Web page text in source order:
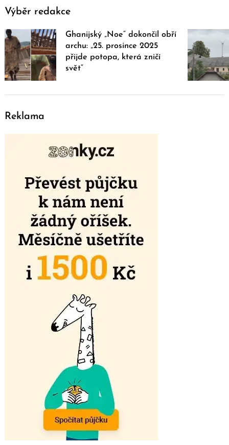
Výběr redakce
Ghanijský „Noe“ dokončil obří
archu: „25. prosince 2025
přijde potopa, která zničí
svět“
Reklama